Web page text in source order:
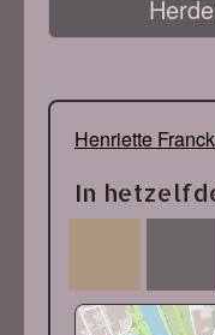
Henriette
In